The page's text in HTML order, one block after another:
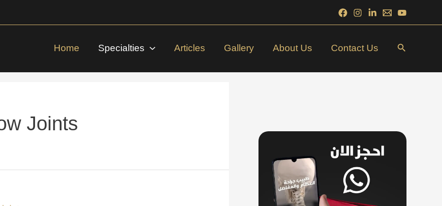
Home Specialties Articles Gallery About Us Contact Us Search
Joints